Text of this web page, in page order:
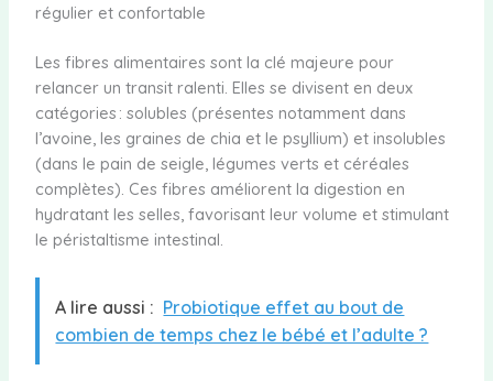
régulier et confortable
Les fibres alimentaires sont la clé majeure pour
relancer un transit ralenti. Elles se divisent en deux
catégories : solubles (présentes notamment dans
l’avoine, les graines de chia et le psyllium) et insolubles
(dans le pain de seigle, légumes verts et céréales
complètes). Ces fibres améliorent la digestion en
hydratant les selles, favorisant leur volume et stimulant
le péristaltisme intestinal.
A lire aussi : Probiotique effet au bout de
combien de temps chez le bébé et l’adulte ?